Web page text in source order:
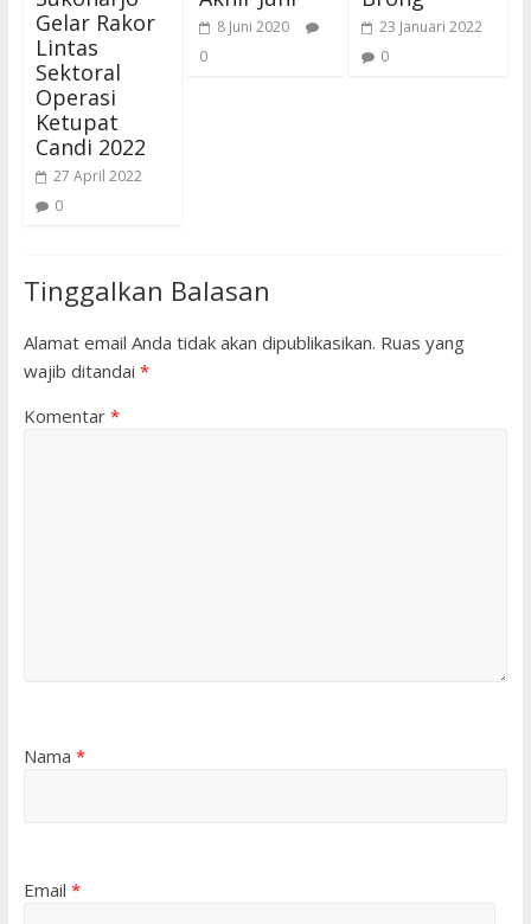
Gelar Rakor
Lintas
Sektoral
Operasi
Ketupat
Candi 2022
27 April 2022
0
8 Juni 2020
0
23 Januari 2022
0
Tinggalkan Balasan
Alamat email Anda tidak akan dipublikasikan. Ruas yang
wajib ditandai *
Komentar *
Nama *
Email *